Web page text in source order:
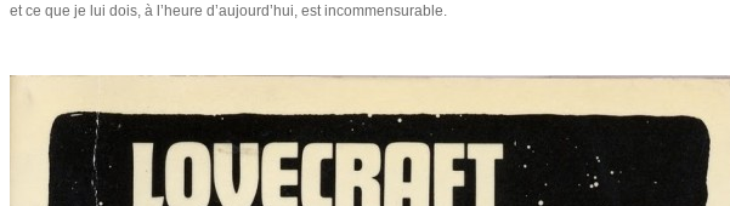
et ce que je lui dois, à l’heure d’aujourd’hui, est incommensurable.